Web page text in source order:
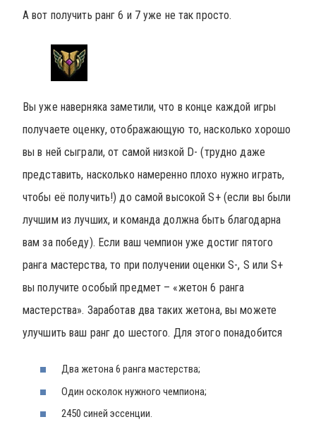
А вот получить ранг 6 и 7 уже не так просто.
Вы уже наверняка заметили, что в конце каждой игры
получаете оценку, отображающую то, насколько хорошо
вы в ней сыграли, от самой низкой D- (трудно даже
представить, насколько намеренно плохо нужно играть,
чтобы её получить!) до самой высокой S+ (если вы были
лучшим из лучших, и команда должна быть благодарна
вам за победу). Если ваш чемпион уже достиг пятого
ранга мастерства, то при получении оценки S-, S или S+
вы получите особый предмет – «жетон 6 ранга
мастерства». Заработав два таких жетона, вы можете
улучшить ваш ранг до шестого. Для этого понадобится
Два жетона 6 ранга мастерства;
Один осколок нужного чемпиона;
2450 синей эссенции.